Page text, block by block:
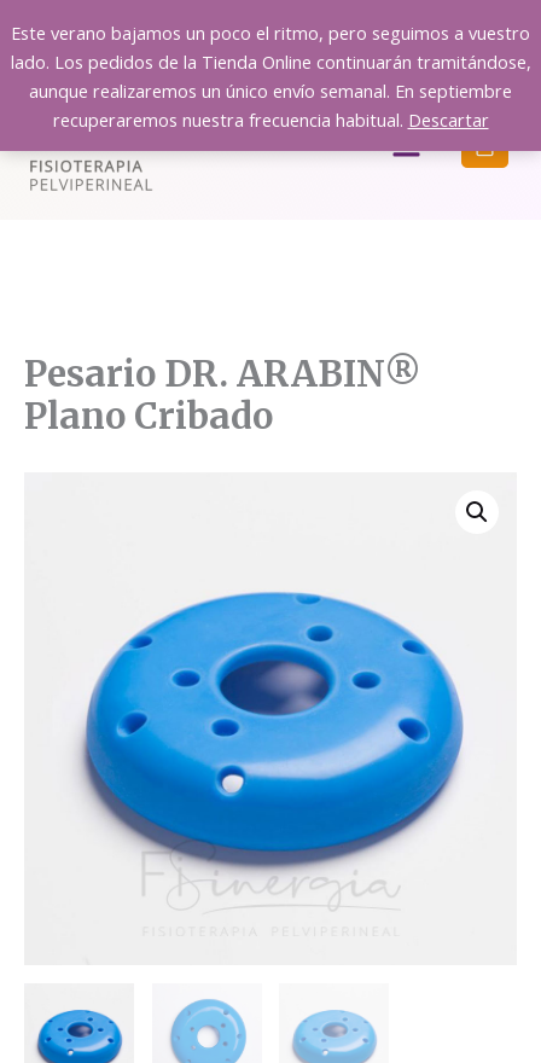
Este verano bajamos un poco el ritmo, pero seguimos a vuestro
lado. Los pedidos de la Tienda Online continuarán tramitándose,
aunque realizaremos un único envío semanal. En septiembre
recuperaremos nuestra frecuencia habitual. Descartar
contenido
Menú
Pesario DR. ARABIN®
Plano Cribado